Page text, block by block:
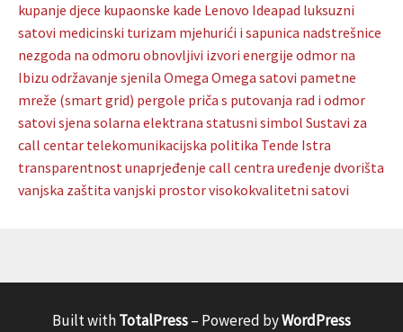
kupanje djece kupaonske kade Lenovo Ideapad luksuzni
satovi medicinski turizam mjehurići i sapunica nadstrešnice
nezgoda na odmoru obnovljivi izvori energije odmor na
Ibizu održavanje sjenila Omega Omega satovi pametne
mreže (smart grid) pergole priča s putovanja rad i odmor
satovi sjena solarna elektrana statusni simbol Sustavi za
call centar telekomunikacijska politika Tende Istra
transparentnostunaprjeđenje call centra uređenje dvorišta
vanjska zaštita vanjski prostorvisokokvalitetni satovi
Built withTotalPress– Powered byWordPress